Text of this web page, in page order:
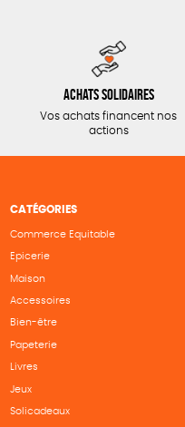
Achats solidaires
Vos achats financent nos
actions
CATÉGORIES
Commerce Equitable
Epicerie
Maison
Accessoires
Bien-être
Papeterie
Livres
Jeux
Solicadeaux